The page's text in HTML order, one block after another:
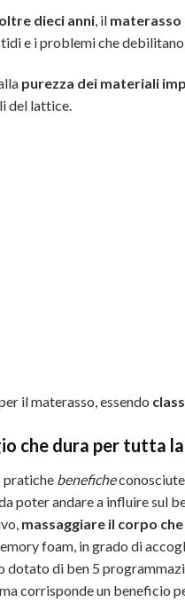
dieci anni, il materasso
e i problemi che
purezza dei materiali
del lattice.
il materasso, essendo
che dura per tutta
pratiche benefiche
poter andare a influire sul
massaggiare il corpo
foam, in grado di
dotato di ben 5
corrisponde un beneficio